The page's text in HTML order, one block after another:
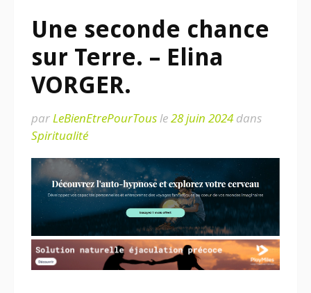
Une seconde chance
sur Terre. – Elina
VORGER.
parLeBienEtrePourTousle28 juin 2024 dans
Spiritualité